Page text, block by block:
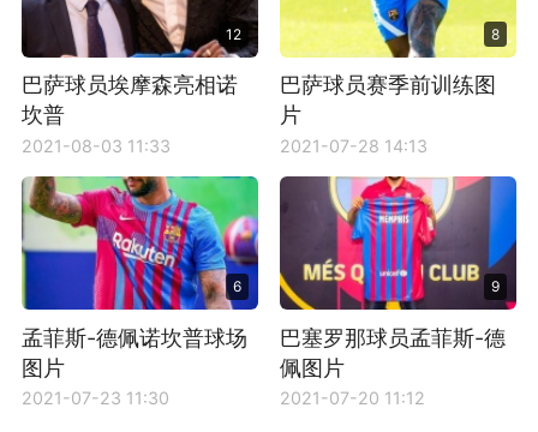
12
巴萨球员埃摩森亮相诺
坎普
2021-08-03 11:33
8
巴萨球员赛季前训练图
片
2021-07-28 14:13
6
孟菲斯-德佩诺坎普球场
图片
2021-07-23 11:30
9
巴塞罗那球员孟菲斯-德
佩图片
2021-07-20 11:12